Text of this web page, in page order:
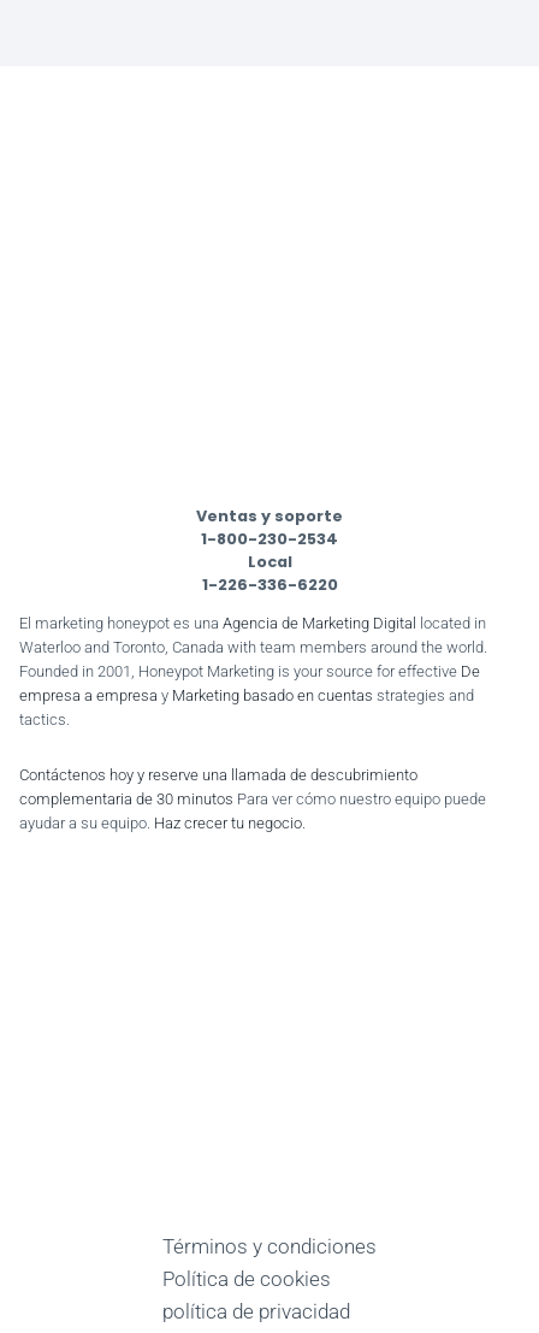
Ventas y soporte
1-800-230-2534
Local
1-226-336-6220
El marketing honeypot es una Agencia de Marketing Digital
located in
Waterloo and Toronto, Canada with team members around the world.
Founded in 2001, Honeypot Marketing is your source for effective De
empresa a empresa y Marketing basado en cuentas strategies and
tactics.
Contáctenos hoy y reserve una llamada de descubrimiento
complementaria de 30 minutos Para ver cómo nuestro equipo puede
ayudar a su equipo. Haz crecer tu negocio
Términos y condiciones
Política de cookies
política de privacidad